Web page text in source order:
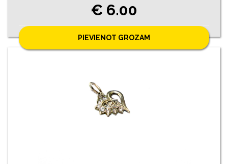
€ 6.00
PIEVIENOT GROZAM